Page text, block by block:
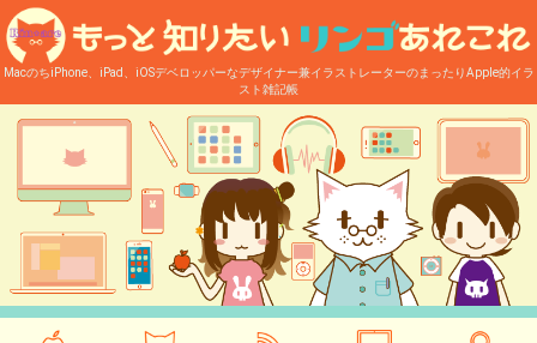
MacのちiPhone、iPad、iOSデベロッパーなデザイナー兼イラストレーターのまったりApple的イラ
スト雑記帳